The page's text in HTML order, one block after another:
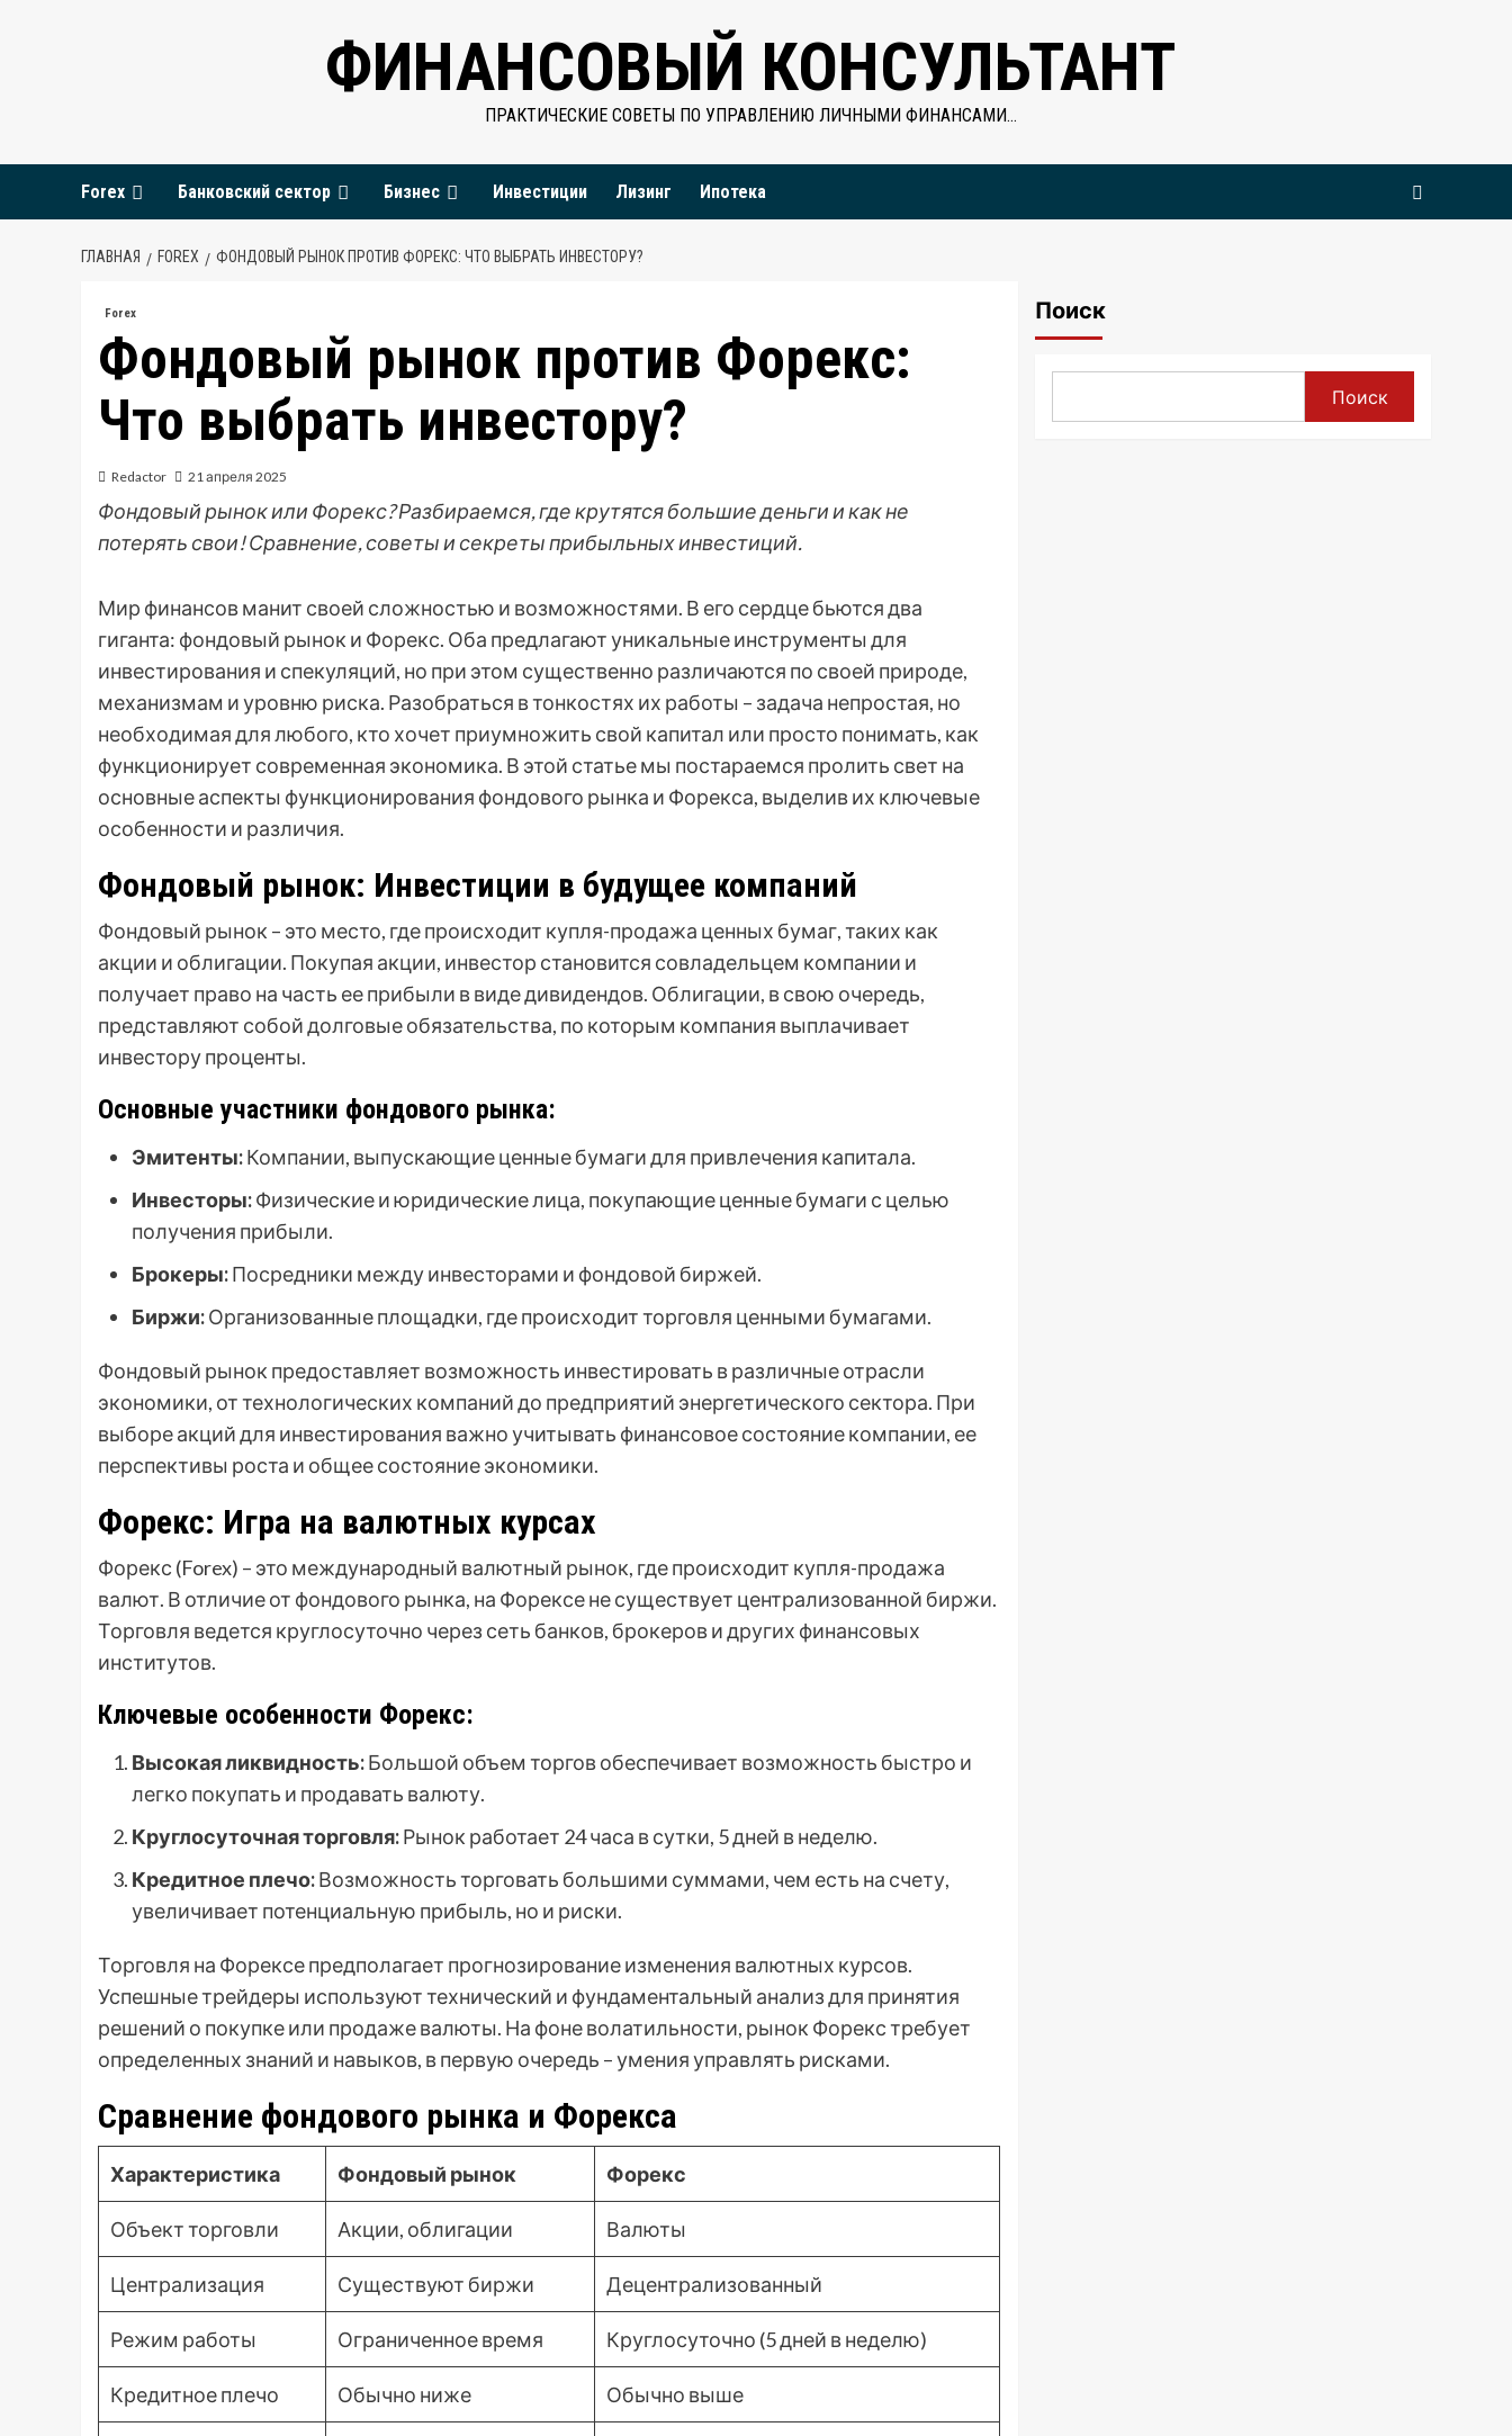
ФИНАНСОВЫЙ КОНСУЛЬТАНТ
ПРАКТИЧЕСКИЕ СОВЕТЫ ПО УПРАВЛЕНИЮ ЛИЧНЫМИ ФИНАНСАМИ…
Forex Банковский сектор Бизнес Инвестиции Лизинг Ипотека
ГЛАВНАЯ FOREX ФОНДОВЫЙ РЫНОК ПРОТИВ ФОРЕКС: ЧТО ВЫБРАТЬ ИНВЕСТОРУ?
Forex
Фондовый рынок против Форекс:
Что выбрать инвестору?
Redactor 21 апреля 2025
Фондовый рынок или Форекс? Разбираемся, где крутятся большие деньги и как не
потерять свои! Сравнение, советы и секреты прибыльных инвестиций.
Мир финансов манит своей сложностью и возможностями. В его сердце бьются два
гиганта: фондовый рынок и Форекс. Оба предлагают уникальные инструменты для
инвестирования и спекуляций, но при этом существенно различаются по своей природе,
механизмам и уровню риска. Разобраться в тонкостях их работы – задача непростая, но
необходимая для любого, кто хочет приумножить свой капитал или просто понимать, как
функционирует современная экономика. В этой статье мы постараемся пролить свет на
основные аспекты функционирования фондового рынка и Форекса, выделив их ключевые
особенности и различия.
Фондовый рынок: Инвестиции в будущее компаний
Фондовый рынок – это место, где происходит купля-продажа ценных бумаг, таких как
акции и облигации. Покупая акции, инвестор становится совладельцем компании и
получает право на часть ее прибыли в виде дивидендов. Облигации, в свою очередь,
представляют собой долговые обязательства, по которым компания выплачивает
инвестору проценты.
Основные участники фондового рынка:
Эмитенты:Компании, выпускающие ценные бумаги для привлечения капитала.
Инвесторы:Физические и юридические лица, покупающие ценные бумаги с целью
получения прибыли.
Брокеры:Посредники между инвесторами и фондовой биржей.
Биржи:Организованные площадки, где происходит торговля ценными бумагами.
Фондовый рынок предоставляет возможность инвестировать в различные отрасли
экономики, от технологических компаний до предприятий энергетического сектора. При
выборе акций для инвестирования важно учитывать финансовое состояние компании, ее
перспективы роста и общее состояние экономики.
Форекс: Игра на валютных курсах
Форекс (Forex) – это международный валютный рынок, где происходит купля-продажа
валют. В отличие от фондового рынка, на Форексе не существует централизованной биржи.
Торговля ведется круглосуточно через сеть банков, брокеров и других финансовых
институтов.
Ключевые особенности Форекс:
Высокая ликвидность:Большой объем торгов обеспечивает возможность быстро и
легко покупать и продавать валюту.
Круглосуточная торговля:Рынок работает 24 часа в сутки, 5 дней в неделю.
Кредитное плечо:Возможность торговать большими суммами, чем есть на счету,
увеличивает потенциальную прибыль, но и риски.
Торговля на Форексе предполагает прогнозирование изменения валютных курсов.
Успешные трейдеры используют технический и фундаментальный анализ для принятия
решений о покупке или продаже валюты. На фоне волатильности, рынок Форекс требует
определенных знаний и навыков, в первую очередь – умения управлять рисками.
Сравнение фондового рынка и Форекса
Характеристика Фондовый рынок Форекс
Объект торговли Акции, облигации Валюты
Централизация Существуют биржи Децентрализованный
Режим работы Ограниченное время Круглосуточно (5 дней в неделю)
Кредитное плечо Обычно ниже Обычно выше
Поиск
Поиск